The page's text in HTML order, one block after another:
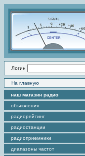
Логин
На главную
наш магазин радио
объявления
радиорейтинг
радиостанции
радиоприемники
диапазоны частот